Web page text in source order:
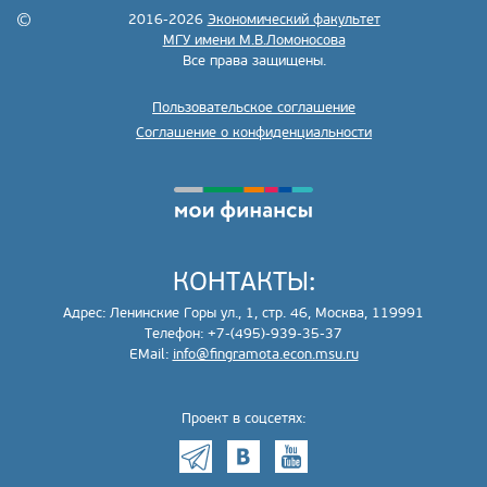
2016-2026 Экономический факультет
МГУ имени М.В.Ломоносова
Все права защищены.
Пользовательское соглашение
Соглашение о конфиденциальности
КОНТАКТЫ:
Адрес: Ленинские Горы ул., 1, стр. 46, Москва, 119991
Телефон: +7-(495)-939-35-37
EMail: info@fingramota.econ.msu.ru
Проект в соцсетях: